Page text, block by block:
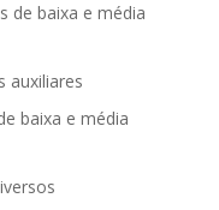
de baixa e média
auxiliares
baixa e média